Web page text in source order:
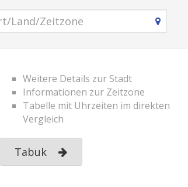
Weitere Details zur Stadt
Informationen zur Zeitzone
Tabelle mit Uhrzeiten im direkten
Vergleich
Tabuk